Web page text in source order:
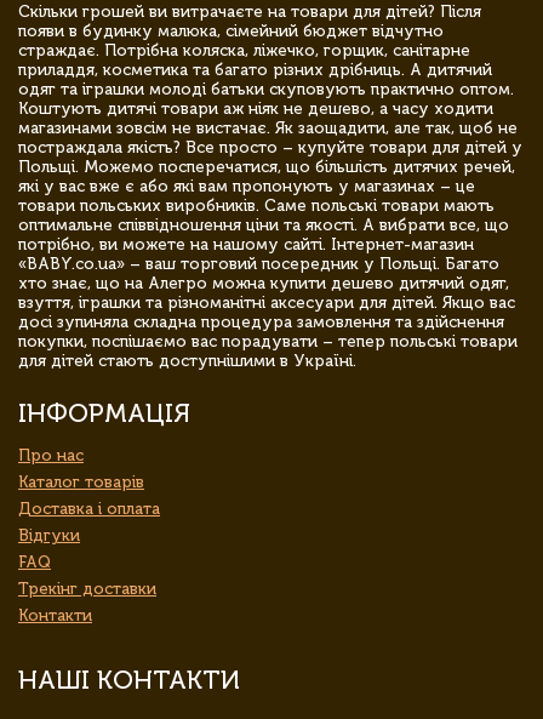
Скільки грошей ви витрачаєте на товари для дітей? Після
появи в будинку малюка, сімейний бюджет відчутно
страждає. Потрібна коляска, ліжечко, горщик, санітарне
приладдя, косметика та багато різних дрібниць. А дитячий
одяг та іграшки молоді батьки скуповують практично оптом.
Коштують дитячі товари аж ніяк не дешево, а часу ходити
магазинами зовсім не вистачає. Як заощадити, але так, щоб не
постраждала якість? Все просто – купуйте товари для дітей у
Польщі. Можемо посперечатися, що більшість дитячих речей,
які у вас вже є або які вам пропонують у магазинах – це
товари польських виробників. Саме польські товари мають
оптимальне співвідношення ціни та якості. А вибрати все, що
потрібно, ви можете на нашому сайті. Інтернет-магазин
«BABY.co.ua» – ваш торговий посередник у Польщі. Багато
хто знає, що на Алегро можна купити дешево дитячий одяг,
взуття, іграшки та різноманітні аксесуари для дітей. Якщо вас
досі зупиняла складна процедура замовлення та здійснення
покупки, поспішаємо вас порадувати – тепер польські товари
для дітей стають доступнішими в Україні.
ІНФОРМАЦІЯ
Про нас
Каталог товарів
Доставка і оплата
Відгуки
FAQ
Трекінг доставки
Контакти
НАШІ КОНТАКТИ